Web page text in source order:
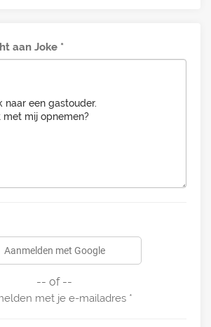
aan Joke
Aanmelden met Google
-- of --
met je e-mailadres